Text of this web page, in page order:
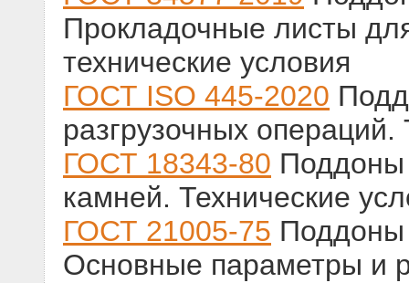
Прокладочные листы
технические условия
ГОСТ ISO 445-2020
разгрузочных
ГОСТ 18343-80 Поддоны
камней. Технические
ГОСТ 21005-75
Основные параметры и